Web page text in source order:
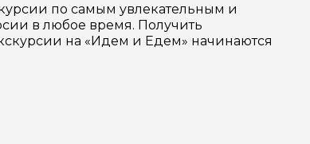
по самым увлекательным и
в любое время. Получить
на «Идем и Едем» начинаются